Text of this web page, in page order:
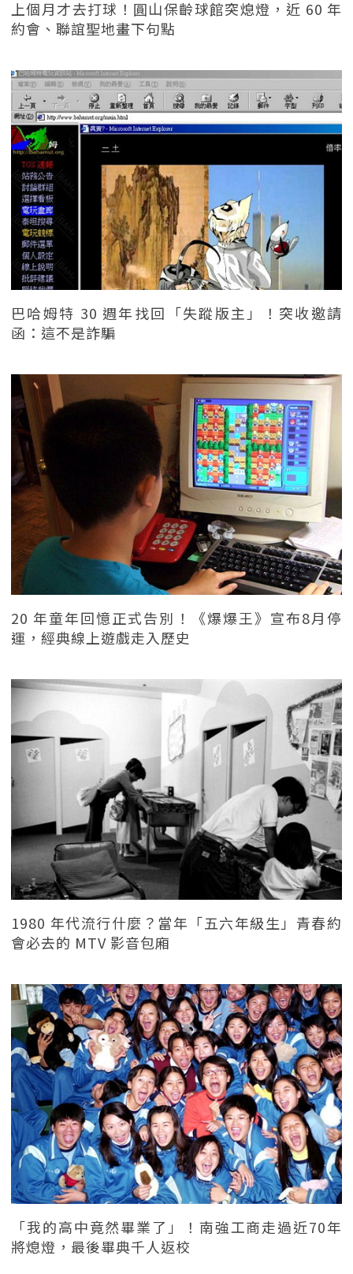
上個月才去打球！圓山保齡球館突熄燈，近 60 年
約會、聯誼聖地畫下句點
巴哈姆特 30 週年找回「失蹤版主」！突收邀請
函：這不是詐騙
20 年童年回憶正式告別！《爆爆王》宣布8月停
運，經典線上遊戲走入歷史
1980 年代流行什麼？當年「五六年級生」青春約
會必去的 MTV 影音包廂
「我的高中竟然畢業了」！南強工商走過近70年
將熄燈，最後畢典千人返校